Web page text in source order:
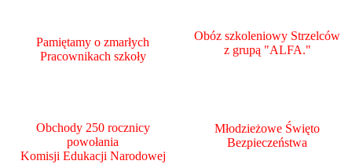
Pamiętamy o zmarłych
Pracownikach szkoły
Obóz szkoleniowy Strzelców
z grupą "ALFA."
Obchody 250 rocznicy
powołania
Komisji Edukacji Narodowej
Młodzieżowe Święto
Bezpieczeństwa